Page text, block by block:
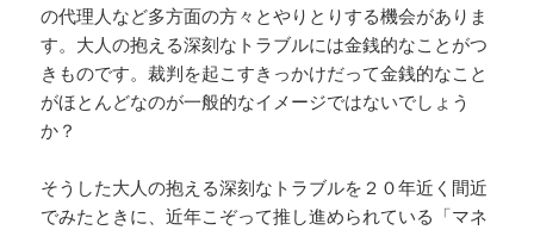
の代理人など多方面の方々とやりとりする機会がありま
す。大人の抱える深刻なトラブルには金銭的なことがつ
きものです。裁判を起こすきっかけだって金銭的なこと
がほとんどなのが一般的なイメージではないでしょう
か？
そうした大人の抱える深刻なトラブルを２０年近く間近
でみたときに、近年こぞって推し進められている「マネ